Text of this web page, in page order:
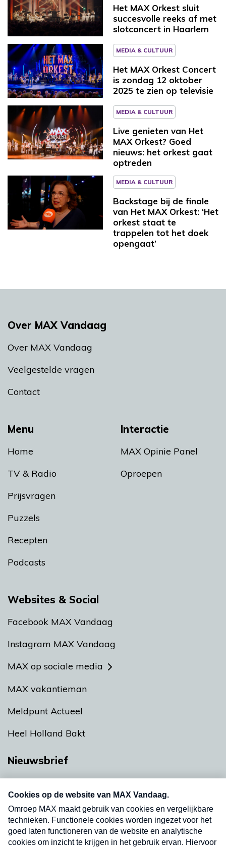
Het MAX Orkest sluit
succesvolle reeks af met
slotconcert in Haarlem
MEDIA & CULTUUR
Het MAX Orkest Concert
is zondag 12 oktober
2025 te zien op televisie
MEDIA & CULTUUR
Live genieten van Het
MAX Orkest? Goed
nieuws: het orkest gaat
optreden
MEDIA & CULTUUR
Backstage bij de finale
van Het MAX Orkest: ‘Het
orkest staat te
trappelen tot het doek
opengaat’
Menu
Home
TV & Radio
Prijsvragen
Puzzels
Recepten
Podcasts
Interactie
MAX Opinie Panel
Oproepen
Over MAX Vandaag
Over MAX Vandaag
Veelgestelde vragen
Contact
Websites & Social
Facebook MAX Vandaag
Instagram MAX Vandaag
MAX op sociale media
MAX vakantieman
Meldpunt Actueel
Heel Holland Bakt
Nieuwsbrief
nieuwsbrief. Elke vrijdag- en dinsdagochtend in
uw mailbox.
Verzend